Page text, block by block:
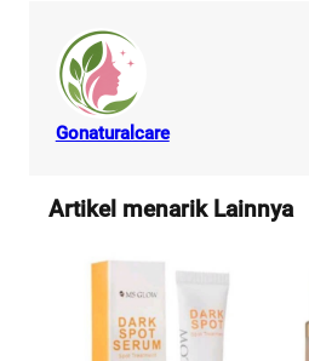
Gonaturalcare
Artikel menarik Lainnya